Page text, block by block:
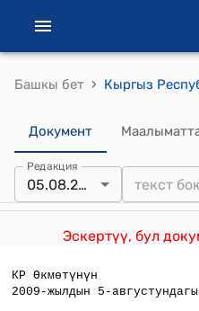
Башкы бет ›
Документ
Редакция
05.08.2009
Эскертүү, бул